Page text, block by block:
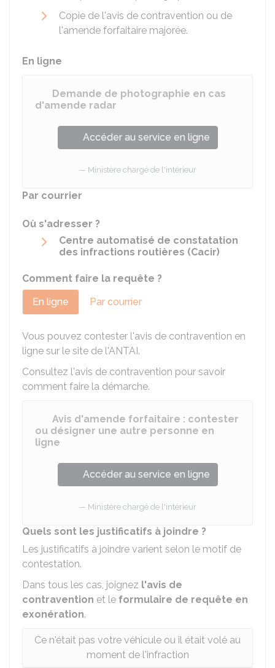
Copie de l'avis de contravention ou de
l'amende forfaitaire majorée.
En ligne
Demande de photographie en cas
d'amende radar
Accéder au service en ligne
Ministère chargé de l'intérieur
Par courrier
Où s'adresser ?
Centre automatisé de constatation
des infractions routières (Cacir)
Comment faire la requête ?
En ligne
Par courrier
Vous pouvez contester l'avis de contravention en
ligne sur le site de l'ANTAI.
Consultez l'avis de contravention pour savoir
comment faire la démarche.
Avis d'amende forfaitaire : contester
ou désigner une autre personne en
ligne
Accéder au service en ligne
Ministère chargé de l'intérieur
Quels sont les justificatifs à joindre ?
Les justificatifs à joindre varient selon le motif de
contestation.
Dans tous les cas, joignez l'avis de
contravention et le formulaire de requête en
exonération.
Ce n'était pas votre véhicule ou il était volé au
moment de l'infraction